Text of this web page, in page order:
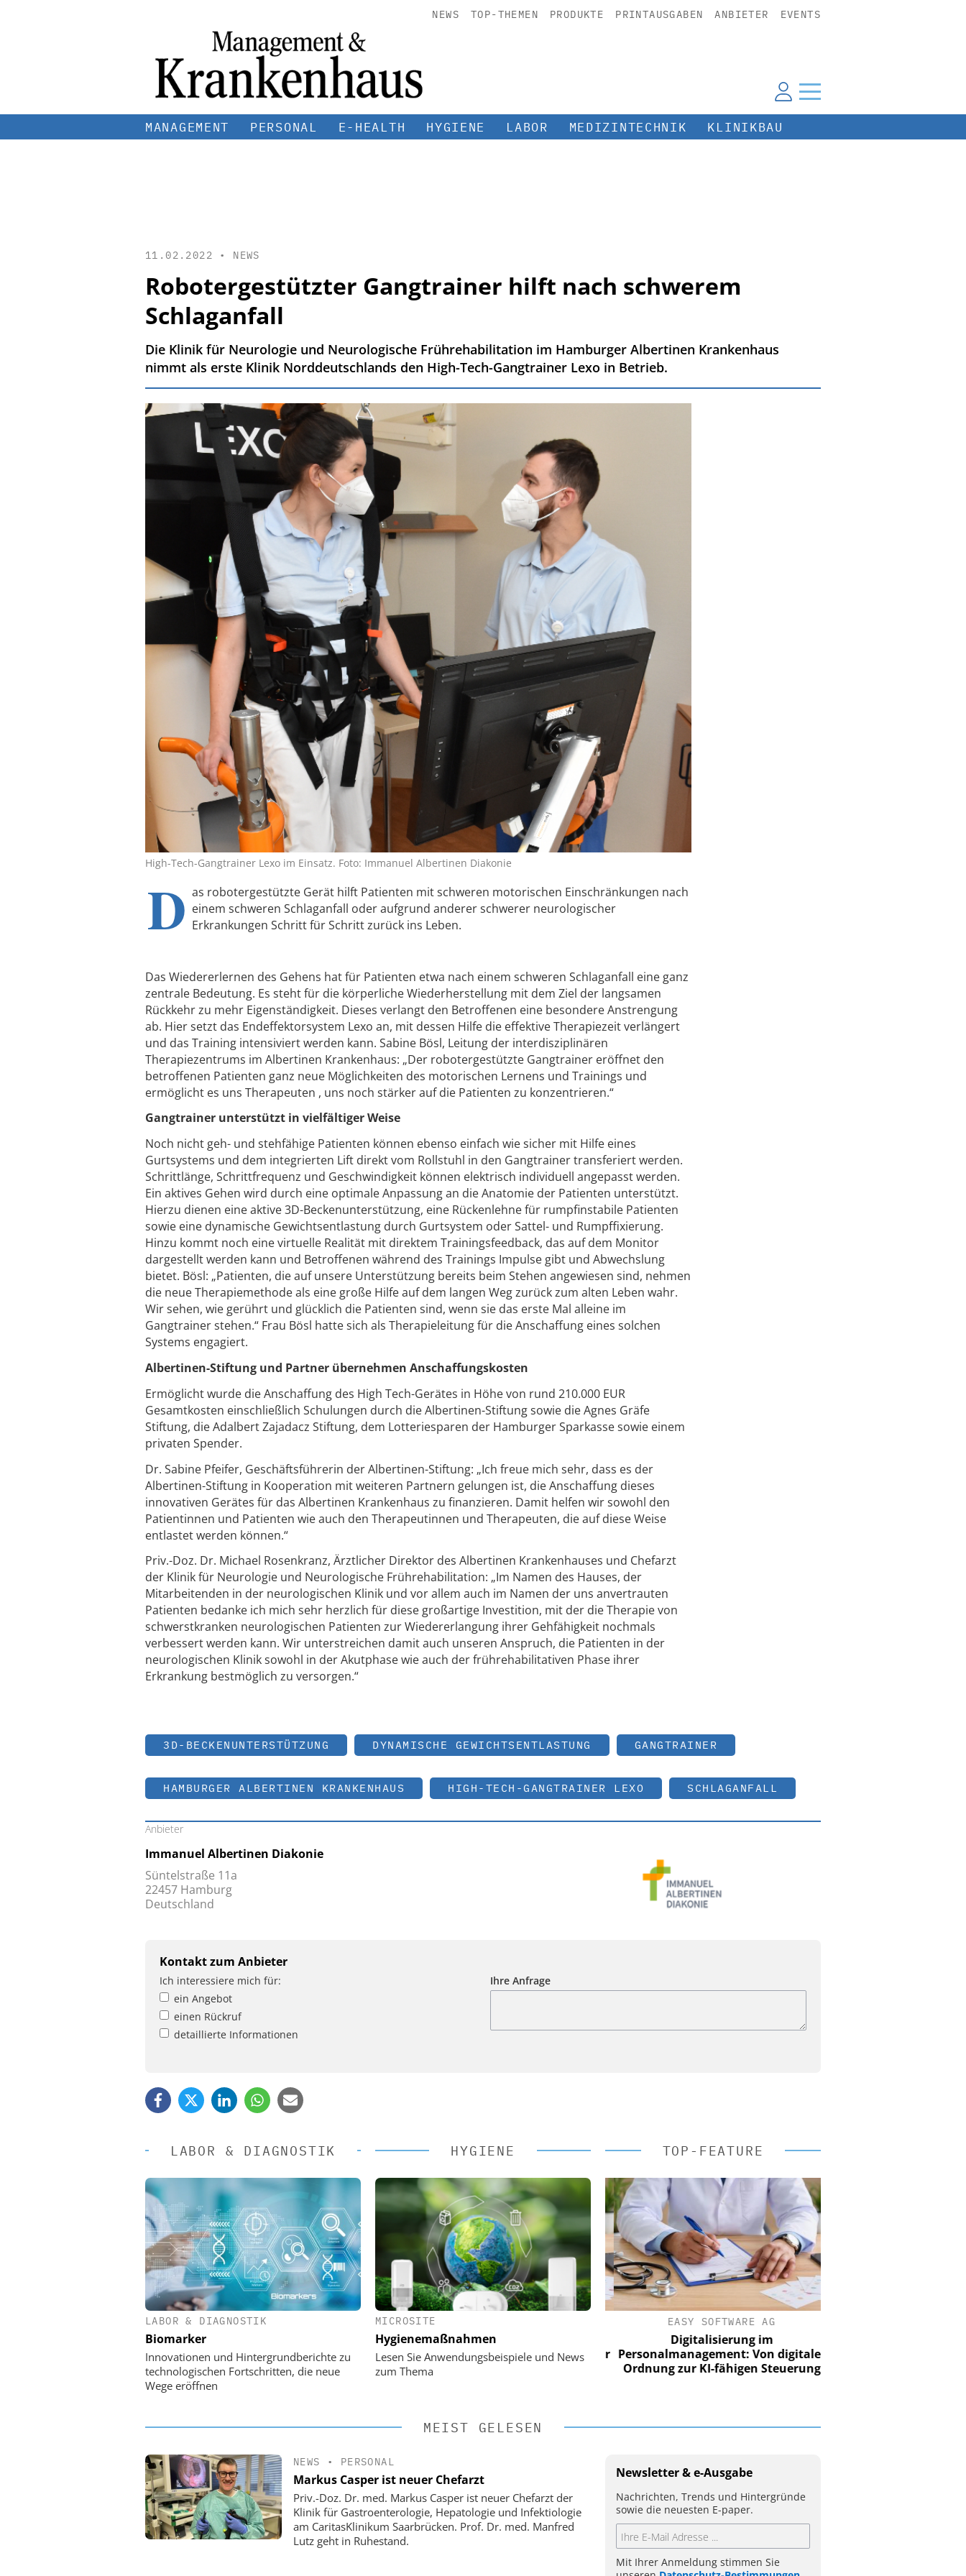
NEWS TOP-THEMEN PRODUKTE PRINTAUSGABEN ANBIETER EVENTS
MANAGEMENT PERSONAL E-HEALTH HYGIENE LABOR MEDIZINTECHNIK KLINIKBAU
11.02.2022 • NEWS
Robotergestützter Gangtrainer hilft nach schwerem
Schlaganfall
Die Klinik für Neurologie und Neurologische Frührehabilitation im Hamburger Albertinen Krankenhaus
nimmt als erste Klinik Norddeutschlands den High-Tech-Gangtrainer Lexo in Betrieb.
High-Tech-Gangtrainer Lexo im Einsatz. Foto: Immanuel Albertinen Diakonie
D as robotergestützte Gerät hilft Patienten mit schweren motorischen Einschränkungen nach
einem schweren Schlaganfall oder aufgrund anderer schwerer neurologischer
Erkrankungen Schritt für Schritt zurück ins Leben.
Das Wiedererlernen des Gehens hat für Patienten etwa nach einem schweren Schlaganfall eine ganz
zentrale Bedeutung. Es steht für die körperliche Wiederherstellung mit dem Ziel der langsamen
Rückkehr zu mehr Eigenständigkeit. Dieses verlangt den Betroffenen eine besondere Anstrengung
ab. Hier setzt das Endeffektorsystem Lexo an, mit dessen Hilfe die effektive Therapiezeit verlängert
und das Training intensiviert werden kann. Sabine Bösl, Leitung der interdisziplinären
Therapiezentrums im Albertinen Krankenhaus: „Der robotergestützte Gangtrainer eröffnet den
betroffenen Patienten ganz neue Möglichkeiten des motorischen Lernens und Trainings und
ermöglicht es uns Therapeuten , uns noch stärker auf die Patienten zu konzentrieren.“
Gangtrainer unterstützt in vielfältiger Weise
Noch nicht geh- und stehfähige Patienten können ebenso einfach wie sicher mit Hilfe eines
Gurtsystems und dem integrierten Lift direkt vom Rollstuhl in den Gangtrainer transferiert werden.
Schrittlänge, Schrittfrequenz und Geschwindigkeit können elektrisch individuell angepasst werden.
Ein aktives Gehen wird durch eine optimale Anpassung an die Anatomie der Patienten unterstützt.
Hierzu dienen eine aktive 3D-Beckenunterstützung, eine Rückenlehne für rumpfinstabile Patienten
sowie eine dynamische Gewichtsentlastung durch Gurtsystem oder Sattel- und Rumpffixierung.
Hinzu kommt noch eine virtuelle Realität mit direktem Trainingsfeedback, das auf dem Monitor
dargestellt werden kann und Betroffenen während des Trainings Impulse gibt und Abwechslung
bietet. Bösl: „Patienten, die auf unsere Unterstützung bereits beim Stehen angewiesen sind, nehmen
die neue Therapiemethode als eine große Hilfe auf dem langen Weg zurück zum alten Leben wahr.
Wir sehen, wie gerührt und glücklich die Patienten sind, wenn sie das erste Mal alleine im
Gangtrainer stehen.“ Frau Bösl hatte sich als Therapieleitung für die Anschaffung eines solchen
Systems engagiert.
Albertinen-Stiftung und Partner übernehmen Anschaffungskosten
Ermöglicht wurde die Anschaffung des High Tech-Gerätes in Höhe von rund 210.000 EUR
Gesamtkosten einschließlich Schulungen durch die Albertinen-Stiftung sowie die Agnes Gräfe
Stiftung, die Adalbert Zajadacz Stiftung, dem Lotteriesparen der Hamburger Sparkasse sowie einem
privaten Spender.
Dr. Sabine Pfeifer, Geschäftsführerin der Albertinen-Stiftung: „Ich freue mich sehr, dass es der
Albertinen-Stiftung in Kooperation mit weiteren Partnern gelungen ist, die Anschaffung dieses
innovativen Gerätes für das Albertinen Krankenhaus zu finanzieren. Damit helfen wir sowohl den
Patientinnen und Patienten wie auch den Therapeutinnen und Therapeuten, die auf diese Weise
entlastet werden können.“
Priv.-Doz. Dr. Michael Rosenkranz, Ärztlicher Direktor des Albertinen Krankenhauses und Chefarzt
der Klinik für Neurologie und Neurologische Frührehabilitation: „Im Namen des Hauses, der
Mitarbeitenden in der neurologischen Klinik und vor allem auch im Namen der uns anvertrauten
Patienten bedanke ich mich sehr herzlich für diese großartige Investition, mit der die Therapie von
schwerstkranken neurologischen Patienten zur Wiedererlangung ihrer Gehfähigkeit nochmals
verbessert werden kann. Wir unterstreichen damit auch unseren Anspruch, die Patienten in der
neurologischen Klinik sowohl in der Akutphase wie auch der frührehabilitativen Phase ihrer
Erkrankung bestmöglich zu versorgen.“
3D-BECKENUNTERSTÜTZUNG DYNAMISCHE GEWICHTSENTLASTUNG GANGTRAINER
HAMBURGER ALBERTINEN KRANKENHAUS HIGH-TECH-GANGTRAINER LEXO SCHLAGANFALL
Anbieter
Immanuel Albertinen Diakonie
Süntelstraße 11a
22457 Hamburg
Deutschland
Kontakt zum Anbieter
Ich interessiere mich für:
ein Angebot
einen Rückruf
detaillierte Informationen
Ihre Anfrage
LABOR & DIAGNOSTIK
LABOR & DIAGNOSTIK
Biomarker
Innovationen und Hintergrundberichte zu
technologischen Fortschritten, die neue
Wege eröffnen
HYGIENE
MICROSITE
Hygienemaßnahmen
Lesen Sie Anwendungsbeispiele und News
zum Thema
TOP-FEATURE
EASY SOFTWARE AG
Personalmanagement: Von digitaler
Ordnung zur KI-fähigen Steuerung
Digitalisierung im
Personalmanagement: Von digitaler
Ordnung zur KI-fähigen Steuerung
EASY SOFTWARE AG
Digitalisierung im
Personalmanagement: Von digitaler
Ordnung zur KI-fähigen Steuerung
MEIST GELESEN
NEWS • PERSONAL
Markus Casper ist neuer Chefarzt
Priv.-Doz. Dr. med. Markus Casper ist neuer Chefarzt der
Klinik für Gastroenterologie, Hepatologie und Infektiologie
am CaritasKlinikum Saarbrücken. Prof. Dr. med. Manfred
Lutz geht in Ruhestand.
Newsletter & e-Ausgabe
Nachrichten, Trends und Hintergründe
sowie die neuesten E-paper.
Mit Ihrer Anmeldung stimmen Sie